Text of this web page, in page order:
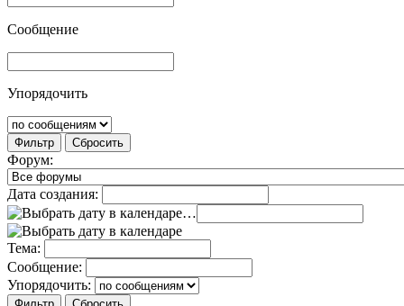
Сообщение
Упорядочить
Фильтр Сбросить
Форум:
Дата создания:
…
Тема:
Сообщение:
Упорядочить: